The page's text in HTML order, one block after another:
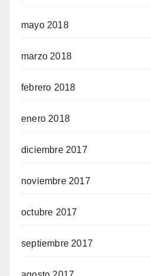
mayo 2018
marzo 2018
febrero 2018
enero 2018
diciembre 2017
noviembre 2017
octubre 2017
septiembre 2017